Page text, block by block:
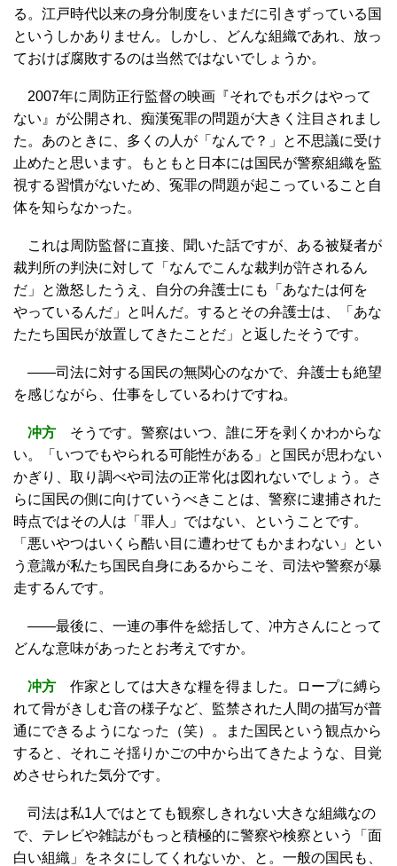
る。江戸時代以来の身分制度をいまだに引きずっている国
というしかありません。しかし、どんな組織であれ、放っ
ておけば腐敗するのは当然ではないでしょうか。
2007年に周防正行監督の映画『それでもボクはやって
ない』が公開され、痴漢冤罪の問題が大きく注目されまし
た。あのときに、多くの人が「なんで？」と不思議に受け
止めたと思います。もともと日本には国民が警察組織を監
視する習慣がないため、冤罪の問題が起こっていること自
体を知らなかった。
これは周防監督に直接、聞いた話ですが、ある被疑者が
裁判所の判決に対して「なんでこんな裁判が許されるん
だ」と激怒したうえ、自分の弁護士にも「あなたは何を
やっているんだ」と叫んだ。するとその弁護士は、「あな
たたち国民が放置してきたことだ」と返したそうです。
――司法に対する国民の無関心のなかで、弁護士も絶望
を感じながら、仕事をしているわけですね。
冲方 そうです。警察はいつ、誰に牙を剥くかわからな
い。「いつでもやられる可能性がある」と国民が思わない
かぎり、取り調べや司法の正常化は図れないでしょう。さ
らに国民の側に向けていうべきことは、警察に逮捕された
時点ではその人は「罪人」ではない、ということです。
「悪いやつはいくら酷い目に遭わせてもかまわない」とい
う意識が私たち国民自身にあるからこそ、司法や警察が暴
走するんです。
――最後に、一連の事件を総括して、冲方さんにとって
どんな意味があったとお考えですか。
冲方 作家としては大きな糧を得ました。ロープに縛ら
れて骨がきしむ音の様子など、監禁された人間の描写が普
通にできるようになった（笑）。また国民という観点から
すると、それこそ揺りかごの中から出てきたような、目覚
めさせられた気分です。
司法は私1人ではとても観察しきれない大きな組織なの
で、テレビや雑誌がもっと積極的に警察や検察という「面
白い組織」をネタにしてくれないか、と。一般の国民も、